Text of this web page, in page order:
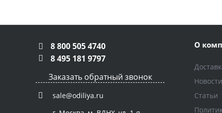
8 800 505 4740
8 495 181 9797
Заказать обратный звонок
sale@odiliya.ru
О
Новости
Статьи